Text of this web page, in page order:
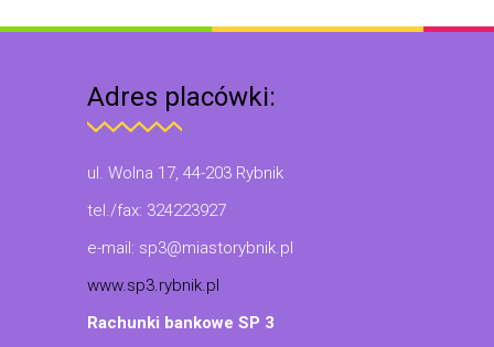
Adres placówki:
ul. Wolna 17, 44-203 Rybnik
tel./fax: 324223927
e-mail: sp3@miastorybnik.pl
www.sp3.rybnik.pl
Rachunki bankowe SP 3